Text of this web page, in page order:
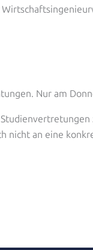
Nur am
nicht an eine